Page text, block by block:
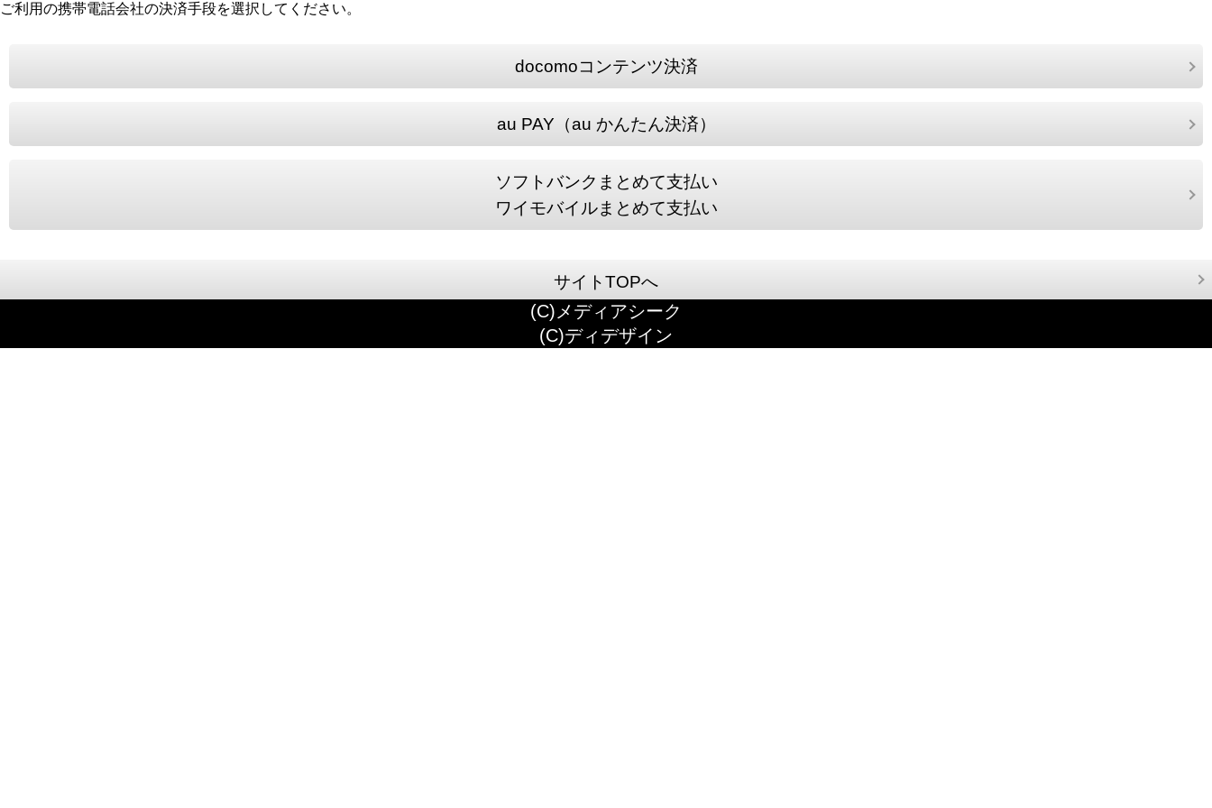
ご利用の携帯電話会社の決済手段を選択してください。
docomoコンテンツ決済
au PAY（au かんたん決済）
ソフトバンクまとめて支払い
ワイモバイルまとめて支払い
サイトTOPへ
(C)メディアシーク
(C)ディデザイン